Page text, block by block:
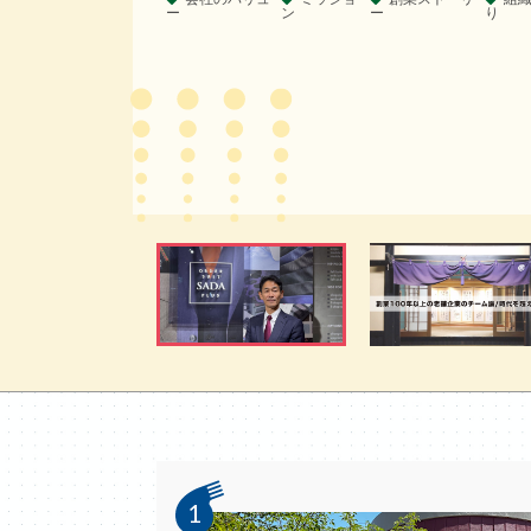
ー
ン
ー
り
1